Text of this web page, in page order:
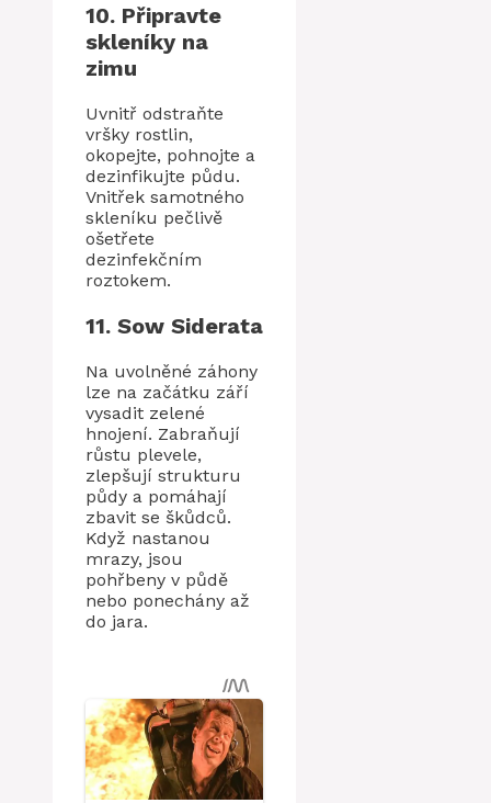
10. Připravte
skleníky na
zimu
Uvnitř odstraňte
vršky rostlin,
okopejte, pohnojte a
dezinfikujte půdu.
Vnitřek samotného
skleníku pečlivě
ošetřete
dezinfekčním
roztokem.
11. Sow Siderata
Na uvolněné záhony
lze na začátku září
vysadit zelené
hnojení. Zabraňují
růstu plevele,
zlepšují strukturu
půdy a pomáhají
zbavit se škůdců.
Když nastanou
mrazy, jsou
pohřbeny v půdě
nebo ponechány až
do jara.